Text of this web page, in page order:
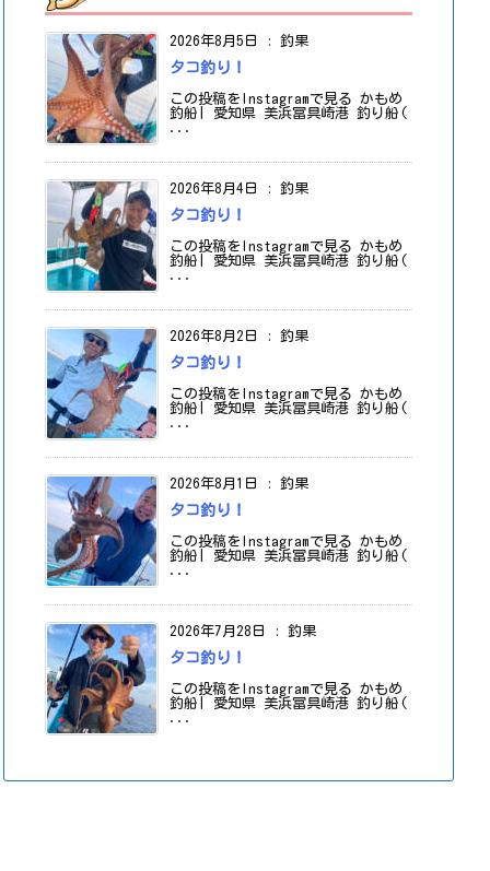
2026年8月5日 : 釣果
タコ釣り！
この投稿をInstagramで見る かもめ
釣船| 愛知県 美浜冨具崎港 釣り船(
...
2026年8月4日 : 釣果
タコ釣り！
この投稿をInstagramで見る かもめ
釣船| 愛知県 美浜冨具崎港 釣り船(
...
2026年8月2日 : 釣果
タコ釣り！
この投稿をInstagramで見る かもめ
釣船| 愛知県 美浜冨具崎港 釣り船(
...
2026年8月1日 : 釣果
タコ釣り！
この投稿をInstagramで見る かもめ
釣船| 愛知県 美浜冨具崎港 釣り船(
...
2026年7月28日 : 釣果
タコ釣り！
この投稿をInstagramで見る かもめ
釣船| 愛知県 美浜冨具崎港 釣り船(
...